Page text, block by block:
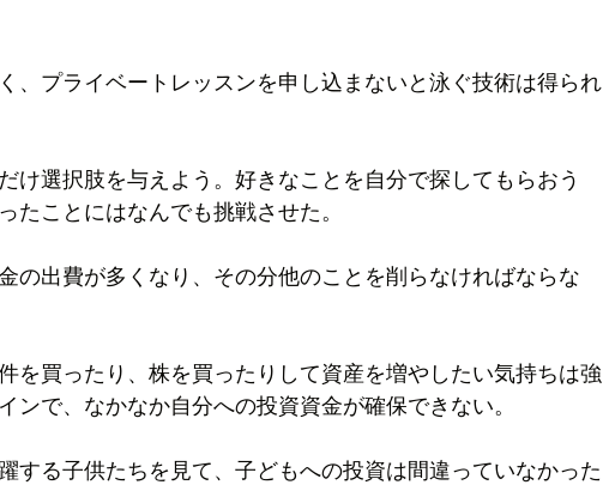
、プライベートレッスンを申し込まないと泳ぐ技術は得られ
け選択肢を与えよう。好きなことを自分で探してもらおう
たことにはなんでも挑戦させた。
の出費が多くなり、その分他のことを削らなければならな
を買ったり、株を買ったりして資産を増やしたい気持ちは強
ンで、なかなか自分への投資資金が確保できない。
する子供たちを見て、子どもへの投資は間違っていなかった